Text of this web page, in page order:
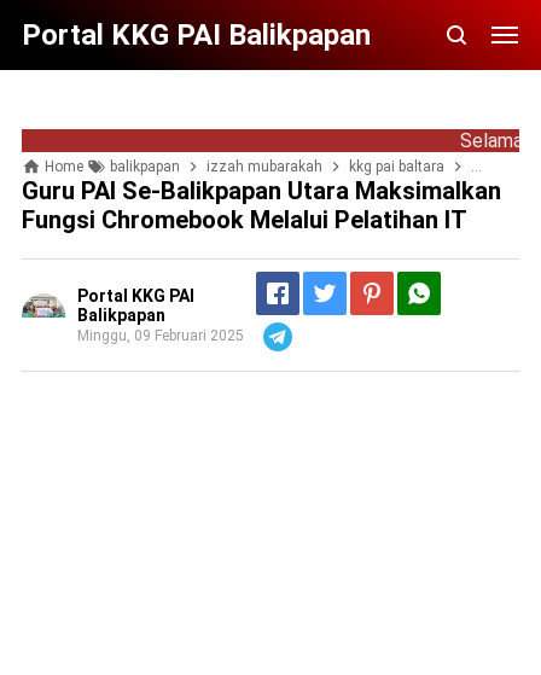
Portal KKG PAI Balikpapan
Selamat
Home balikpapan izzah mubarakah kkg pai baltara kkgpai
Guru PAI Se-Balikpapan Utara Maksimalkan
Fungsi Chromebook Melalui Pelatihan IT
Portal KKG PAI
Balikpapan
Minggu, 09 Februari 2025